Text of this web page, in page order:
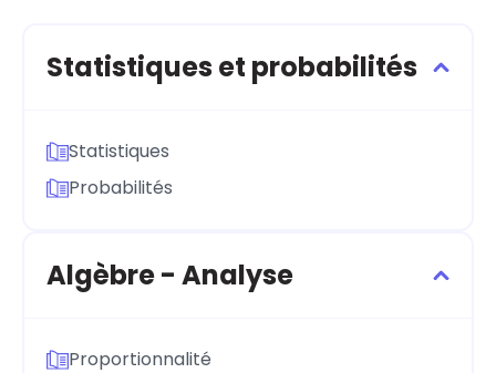
Statistiques et probabilités
Statistiques
Probabilités
Algèbre - Analyse
Proportionnalité